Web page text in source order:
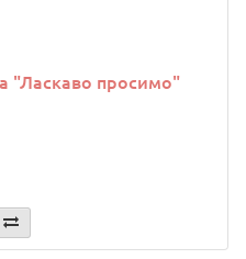
"Ласкаво просимо"